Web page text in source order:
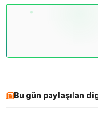
Bu gün paylaşılan